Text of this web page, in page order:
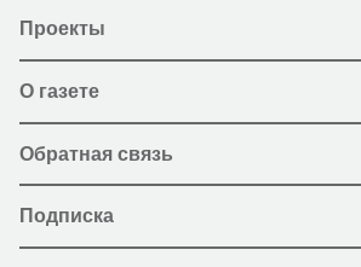
Проекты
О газете
Обратная связь
Подписка